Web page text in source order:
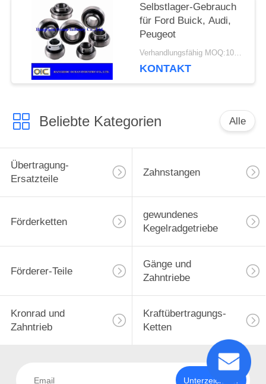
POLICY
Selbstlager-Gebrauch
für Ford Buick, Audi,
Peugeot
Verhandlungsfähig MOQ:100 Stück
KONTAKT
Beliebte Kategorien Alle
Übertragung-
Ersatzteile
Zahnstangen
Förderketten
gewundenes
Kegelradgetriebe
Förderer-Teile
Gänge und
Zahntriebe
Kronrad und
Zahntrieb
Kraftübertragungs-
Ketten
Unterzeichnen